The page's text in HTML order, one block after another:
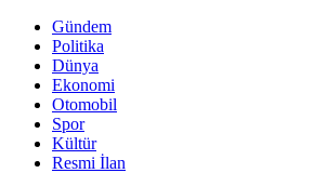
Gündem
Politika
Dünya
Ekonomi
Otomobil
Spor
Kültür
Resmi İlan